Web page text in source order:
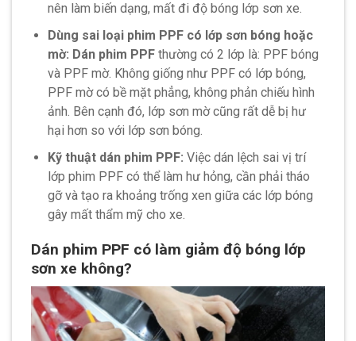
nên làm biến dạng, mất đi độ bóng lớp sơn xe.
Dùng sai loại phim PPF có lớp sơn bóng hoặc
mờ: Dán phim PPF thường có 2 lớp là: PPF bóng
và PPF mờ. Không giống như PPF có lớp bóng,
PPF mờ có bề mặt phẳng, không phản chiếu hình
ảnh. Bên cạnh đó, lớp sơn mờ cũng rất dễ bị hư
hại hơn so với lớp sơn bóng.
Kỹ thuật dán phim PPF: Việc dán lệch sai vị trí
lớp phim PPF có thể làm hư hỏng, cần phải tháo
gỡ và tạo ra khoảng trống xen giữa các lớp bóng
gây mất thẩm mỹ cho xe.
Dán phim PPF có làm giảm độ bóng lớp
sơn xe không?